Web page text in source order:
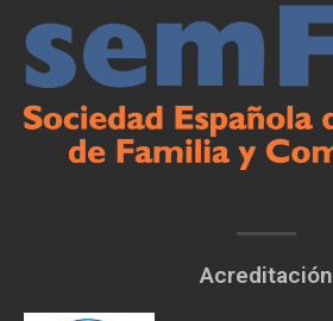
Acreditación